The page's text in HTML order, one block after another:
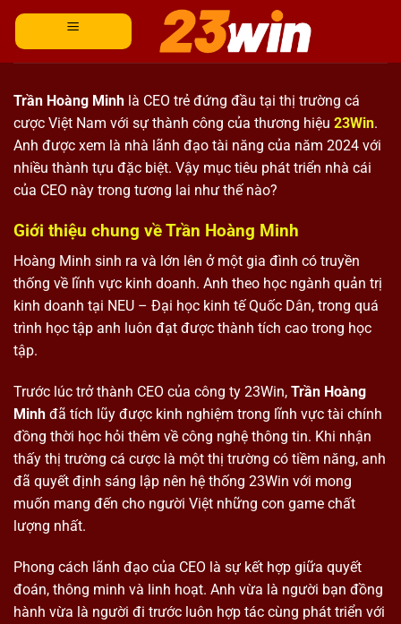
Trần Hoàng Minh là CEO trẻ đứng đầu tại thị trường cá
cược Việt Nam với sự thành công của thương hiệu 23Win.
Anh được xem là nhà lãnh đạo tài năng của năm 2024 với
nhiều thành tựu đặc biệt. Vậy mục tiêu phát triển nhà cái
của CEO này trong tương lai như thế nào?
Giới thiệu chung về Trần Hoàng Minh
Hoàng Minh sinh ra và lớn lên ở một gia đình có truyền
thống về lĩnh vực kinh doanh. Anh theo học ngành quản trị
kinh doanh tại NEU – Đại học kinh tế Quốc Dân, trong quá
trình học tập anh luôn đạt được thành tích cao trong học
tập.
Trước lúc trở thành CEO của công ty 23Win, Trần Hoàng
Minh đã tích lũy được kinh nghiệm trong lĩnh vực tài chính
đồng thời học hỏi thêm về công nghệ thông tin. Khi nhận
thấy thị trường cá cược là một thị trường có tiềm năng, anh
đã quyết định sáng lập nên hệ thống 23Win với mong
muốn mang đến cho người Việt những con game chất
lượng nhất.
Phong cách lãnh đạo của CEO là sự kết hợp giữa quyết
đoán, thông minh và linh hoạt. Anh vừa là người bạn đồng
hành vừa là người đi trước luôn hợp tác cùng phát triển với